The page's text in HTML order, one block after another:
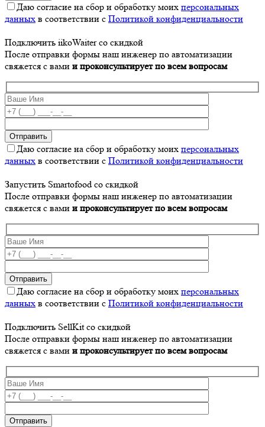
Даю согласие на сбор и обработку моих персональных
данных в соответствии с Политикой конфиденциальности
Подключить iikoWaiter со скидкой
После отправки формы наш инженер по автоматизации
свяжется с вами и проконсультирует по всем вопросам
Даю согласие на сбор и обработку моих персональных
данных в соответствии с Политикой конфиденциальности
Запустить Smartofood со скидкой
После отправки формы наш инженер по автоматизации
свяжется с вами и проконсультирует по всем вопросам
Даю согласие на сбор и обработку моих персональных
данных в соответствии с Политикой конфиденциальности
Подключить SellKit со скидкой
После отправки формы наш инженер по автоматизации
свяжется с вами и проконсультирует по всем вопросам